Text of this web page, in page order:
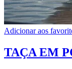
Adicionar aos
TAÇA EM